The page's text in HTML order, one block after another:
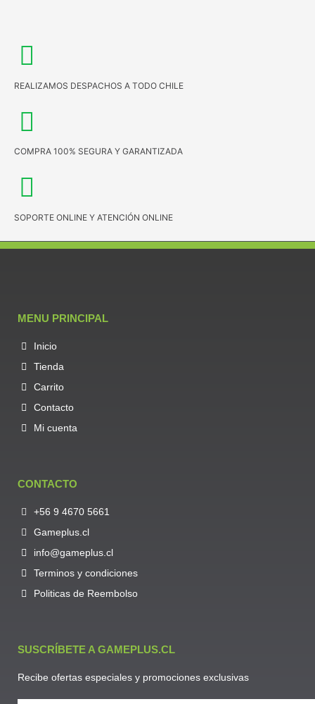
REALIZAMOS DESPACHOS A TODO CHILE
COMPRA 100% SEGURA Y GARANTIZADA
SOPORTE ONLINE Y ATENCIÓN ONLINE
MENU PRINCIPAL
Inicio
Tienda
Carrito
Contacto
Mi cuenta
CONTACTO
+56 9 4670 5661
Gameplus.cl
info@gameplus.cl
Terminos y condiciones
Politicas de Reembolso
SUSCRÍBETE A GAMEPLUS.CL
Recibe ofertas especiales y promociones exclusivas